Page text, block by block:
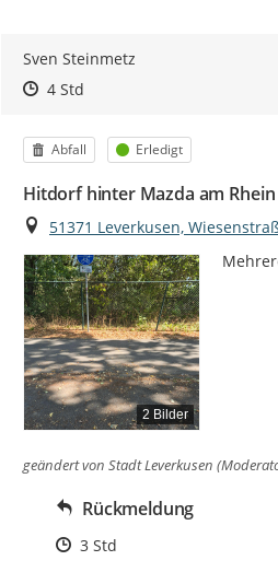
Sven Steinmetz
Zeitpunkt des Erstellens
Zeitpunkt des Erstellens
4 StdZur Äußerung
Kategorie
Abfall Status
Erledigt
Hitdorf hinter Mazda am Rhein
Ort
51371 Leverkusen,
2 Bilder
geändert von Stadt Leverkusen
Rückmeldung
Zeitpunkt des Erstellens
3 Std